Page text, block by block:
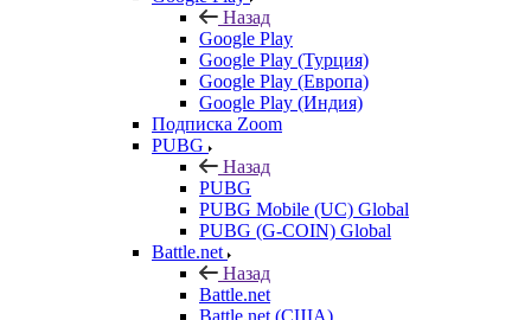
Назад
Google Play
Google Play (Турция)
Google Play (Европа)
Google Play (Индия)
Подписка Zoom
PUBG
Назад
PUBG
PUBG Mobile (UC) Global
PUBG (G-COIN) Global
Battle.net
Назад
Battle.net
Battle.net (США)